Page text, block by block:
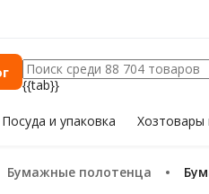
{{tab}}
Посуда и упаковка Хозтовары
Бумажные полотенца